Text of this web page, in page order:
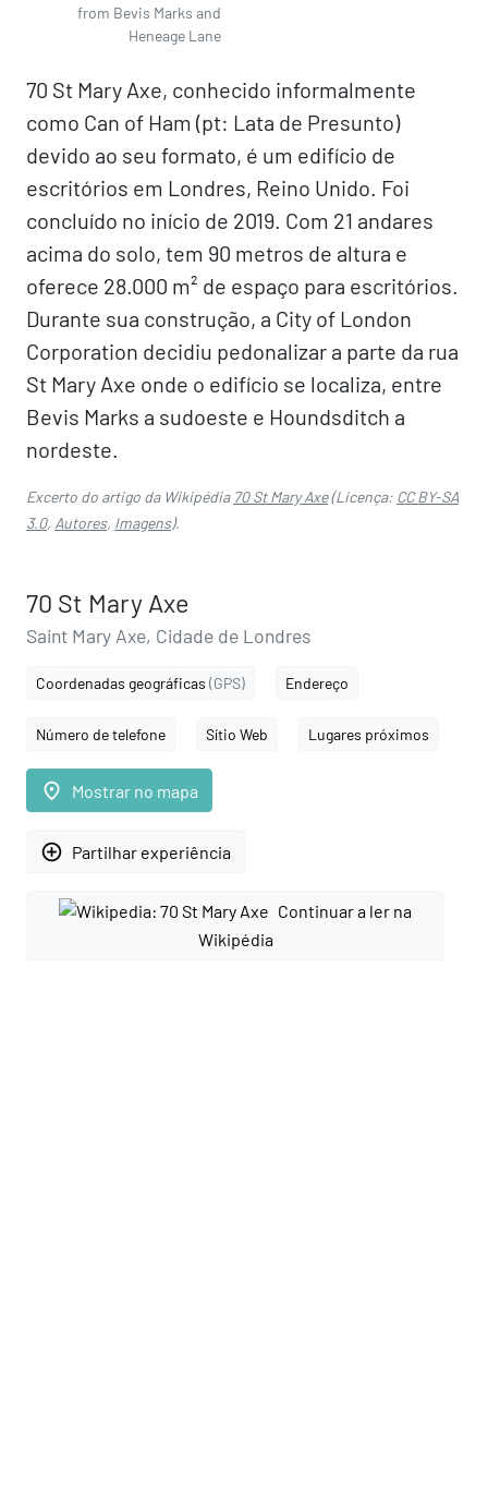
from Bevis Marks and
Heneage Lane
70 St Mary Axe, conhecido informalmente
como Can of Ham (pt: Lata de Presunto)
devido ao seu formato, é um edifício de
escritórios em Londres, Reino Unido. Foi
concluído no início de 2019. Com 21 andares
acima do solo, tem 90 metros de altura e
oferece 28.000 m² de espaço para escritórios.
Durante sua construção, a City of London
Corporation decidiu pedonalizar a parte da rua
St Mary Axe onde o edifício se localiza, entre
Bevis Marks a sudoeste e Houndsditch a
nordeste.
Excerto do artigo da Wikipédia 70 St Mary Axe(Licença: CC BY-SA
3.0, Autores, Imagens).
70 St Mary Axe
Saint Mary Axe, Cidade de Londres
Coordenadas geográficas (GPS) Endereço
Número de telefone Sítio Web Lugares próximos
place Mostrar no mapa
add_circle_outline Partilhar experiência
Continuar a ler na
Wikipédia